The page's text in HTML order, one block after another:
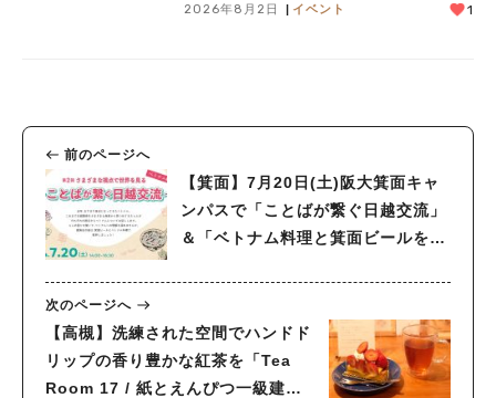
2026年8月2日 イベント 1
前のページへ
【箕面】7月20日(土)阪大箕面キャ
ンパスで「ことばが繋ぐ日越交流」
＆「ベトナム料理と箕面ビールを楽
次のページへ
【高槻】洗練された空間でハンドド
リップの香り豊かな紅茶を「Tea
Room 17 / 紙とえんぴつ一級建築